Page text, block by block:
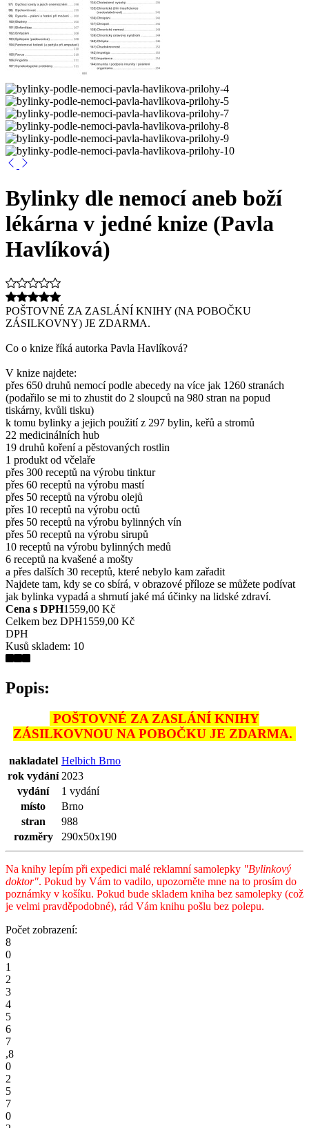
Bylinky dle nemocí aneb boží
lékárna v jedné knize (Pavla
Havlíková)
POŠTOVNÉ ZA ZASLÁNÍ KNIHY (NA POBOČKU
ZÁSILKOVNY) JE ZDARMA.
Co o knize říká autorka Pavla Havlíková?
V knize najdete:
přes 650 druhů nemocí podle abecedy na více jak 1260 stranách
(podařilo se mi to zhustit do 2 sloupců na 980 stran na popud
tiskárny, kvůli tisku)
k tomu bylinky a jejich použití z 297 bylin, keřů a stromů
22 medicinálních hub
19 druhů koření a pěstovaných rostlin
1 produkt od včelaře
přes 300 receptů na výrobu tinktur
přes 60 receptů na výrobu mastí
přes 50 receptů na výrobu olejů
přes 10 receptů na výrobu octů
přes 50 receptů na výrobu bylinných vín
přes 50 receptů na výrobu sirupů
10 receptů na výrobu bylinných medů
6 receptů na kvašené a mošty
a přes dalších 30 receptů, které nebylo kam zařadit
Najdete tam, kdy se co sbírá, v obrazové příloze se můžete podívat
jak bylinka vypadá a shrnutí jaké má účinky na lidské zdraví.
Cena s DPH1559,00 Kč
Celkem bez DPH1559,00 Kč
DPH
Kusů skladem: 10
Popis:
POŠTOVNÉ ZA ZASLÁNÍ KNIHY
ZÁSILKOVNOU NA POBOČKU JE ZDARMA.
nakladatel Helbich Brno
rok vydání 2023
vydání
1 vydání
místo
Brno
stran
988
rozměry
290x50x190
Na knihy lepím při expedici malé reklamní samolepky "Bylinkový
doktor". Pokud by Vám to vadilo, upozorněte mne na to prosím do
poznámky v košíku. Pokud bude skladem kniha bez samolepky (což
je velmi pravděpodobné), rád Vám knihu pošlu bez polepu.
Počet zobrazení:
8
0
1
2
3
4
5
6
7
,8
0
2
5
7
0